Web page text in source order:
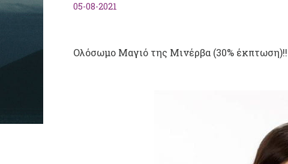
05-08-2021
Ολόσωμο Μαγιό της Μινέρβα (30% έκπτωση)!!